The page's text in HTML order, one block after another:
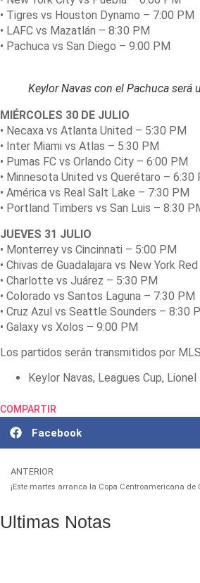
• Tigres vs Houston Dynamo – 7:00 PM
• LAFC vs Mazatlán – 8:30 PM
• Pachuca vs San Diego – 9:00 PM
Keylor Navas con el Pachuca será
MIÉRCOLES 30 DE JULIO
• Necaxa vs Atlanta United – 5:30 PM
• Inter Miami vs Atlas – 5:30 PM
• Pumas FC vs Orlando City – 6:00 PM
• Minnesota United vs Querétaro – 6:30
• América vs Real Salt Lake – 7:30 PM
• Portland Timbers vs San Luis – 8:30
JUEVES 31 JULIO
• Monterrey vs Cincinnati – 5:00 PM
• Chivas de Guadalajara vs New York
• Charlotte vs Juárez – 5:30 PM
• Colorado vs Santos Laguna – 7:30 PM
• Cruz Azul vs Seattle Sounders – 8:30
• Galaxy vs Xolos – 9:00 PM
Los partidos serán transmitidos por
Keylor Navas, Leagues Cup,
COMPARTIR
Facebook
ANTERIOR
¡Este martes arranca la Copa Centroamericana de
Ultimas Notas